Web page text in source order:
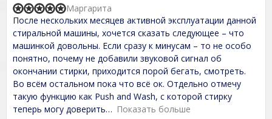
5
1
,
0
o
u
t
o
f
5
R
a
t
d
5
,
0
o
u
t
После нескольких месяцев активной эксплуатации данной
стиральной машины, хочется сказать следующее – что
машинкой довольны. Если сразу к минусам – то не особо
понятно, почему не добавили звуковой сигнал об
окончании стирки, приходится порой бегать, смотреть.
Во всём остальном пока что всё ок. Отдельно отмечу
такую функцию как Push and Wash, с которой стирку
теперь могу доверить
Показать больше
Маргарита